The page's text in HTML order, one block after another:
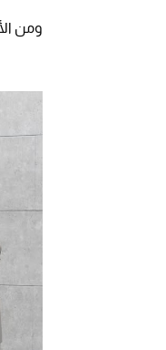
ومن